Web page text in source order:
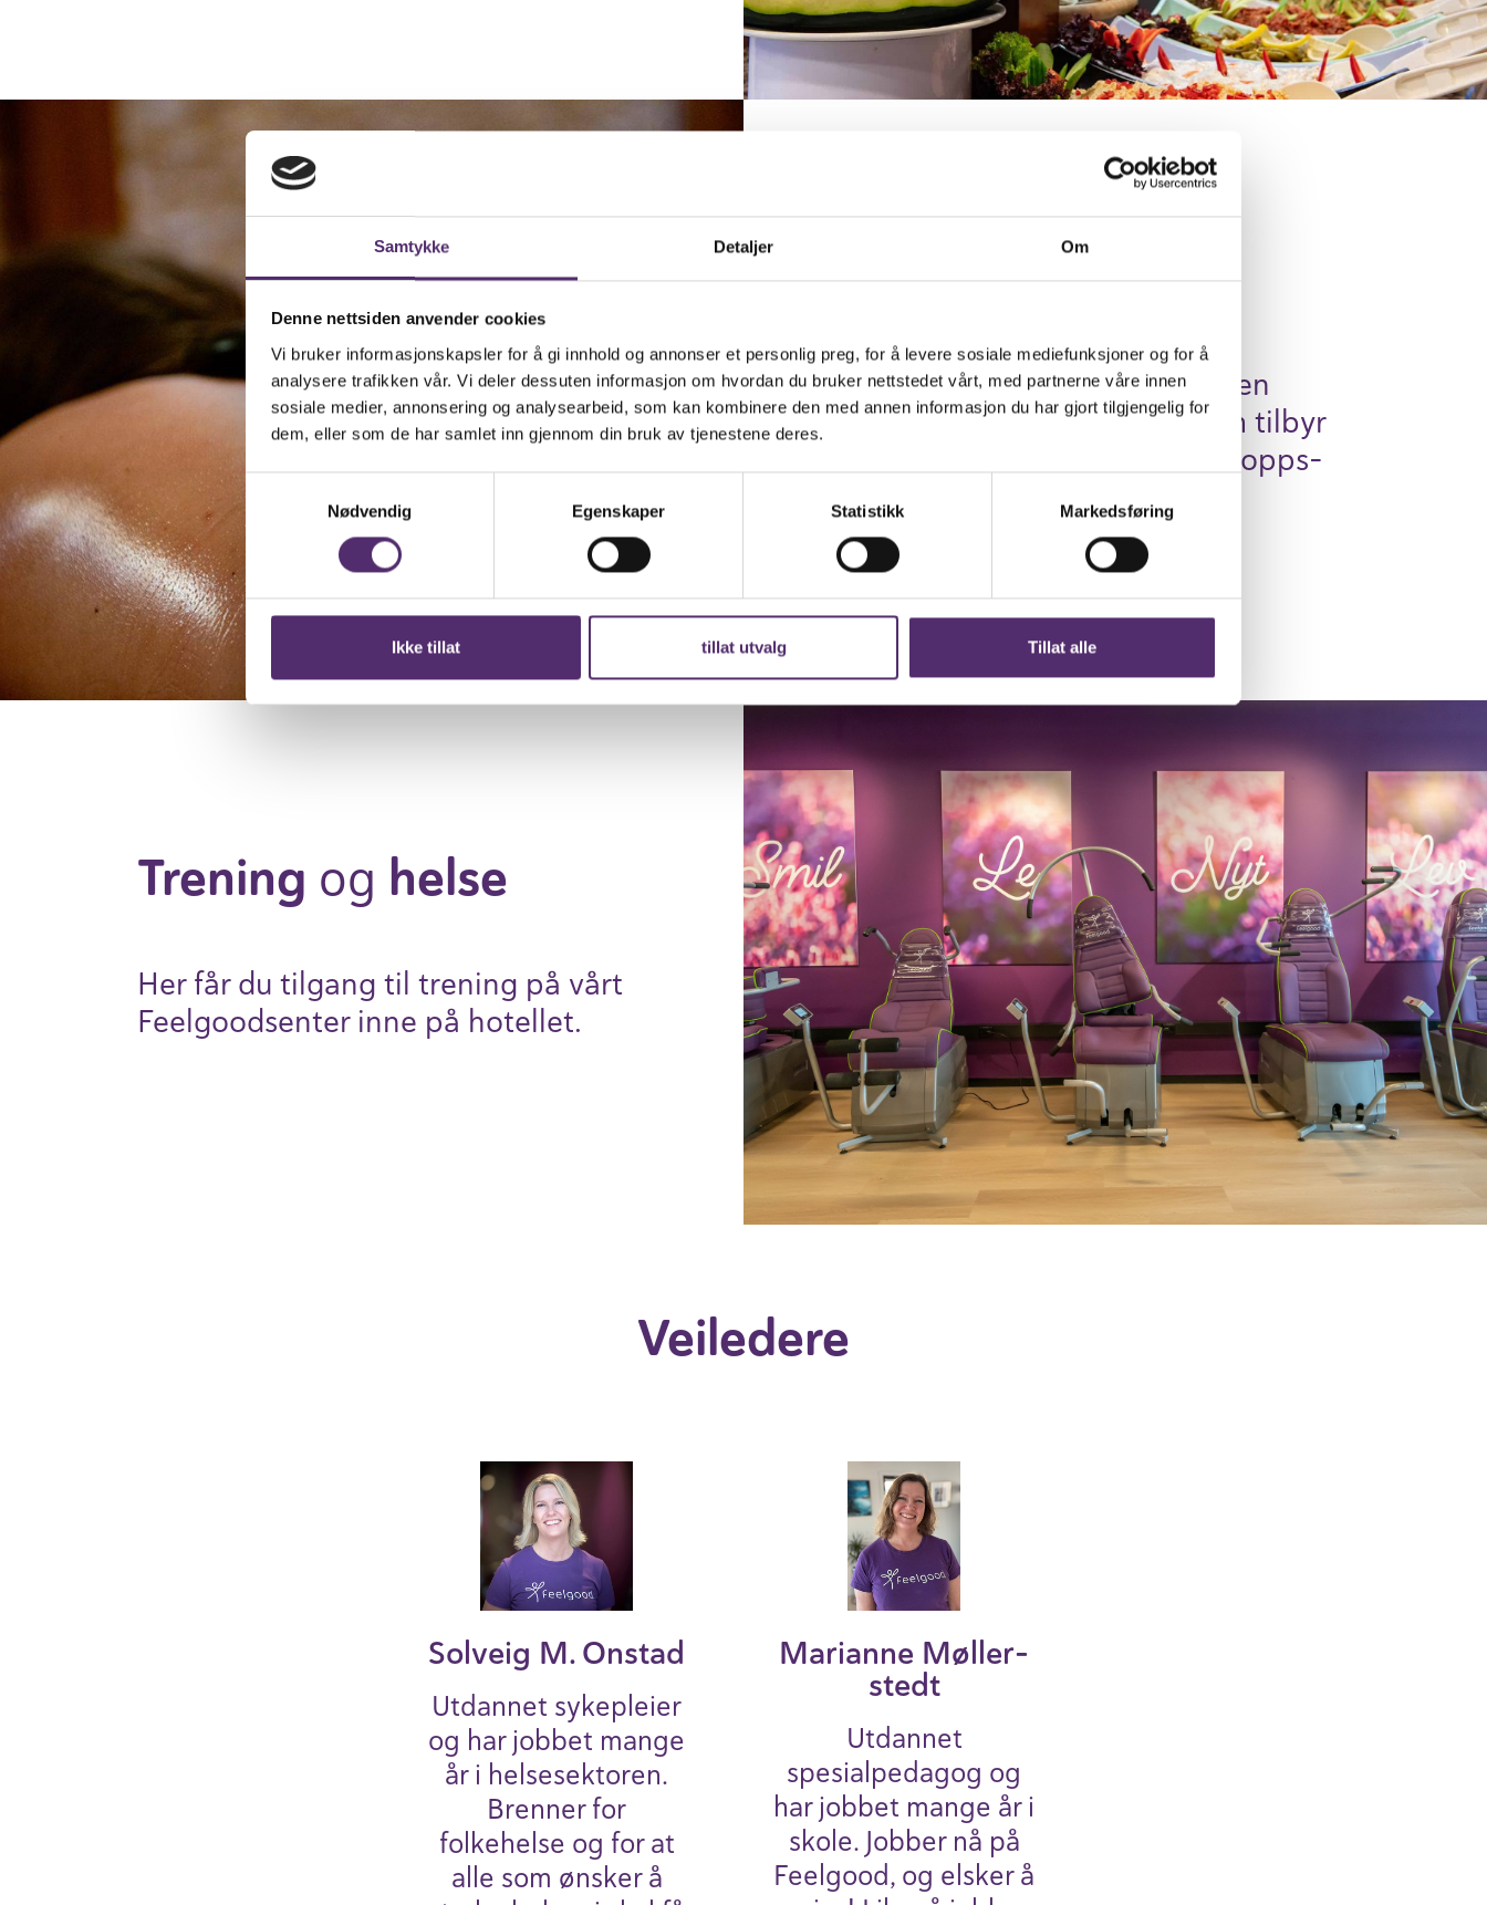
Samtykke Detaljer Om
Denne nettsiden anvender cookies
Vi bruker informasjonskapsler for å gi innhold og annonser et personlig preg, for å levere sosiale mediefunksjoner og for å
analysere trafikken vår. Vi deler dessuten informasjon om hvordan du bruker nettstedet vårt, med partnerne våre innen
sosiale medier, annonsering og analysearbeid, som kan kombinere den med annen informasjon du har gjort tilgjengelig for
dem, eller som de har samlet inn gjennom din bruk av tjenestene deres.
Nødvendig
Egenskaper Statistikk Markedsføring
Ikke tillat tillat utvalg Tillat alle
Ektevelvære
Du kan skjemme deg bort i den
delikate spa-avde­lingen, som tilbyr
et bredt utvalg av hud- og kropps­
be­hand­linger.
Trening og helse
Her får du tilgang til trening på vårt
Feel­good­se­nter inne på hotellet.
Veile­dere
Solveig M. Onstad
Utdannet sykepleier
og har jobbet mange
år i helsesektoren.
Brenner for
folkehelse og for at
alle som ønsker å
Marianne Møller­
stedt
Utdannet
spesialpedagog og
har jobbet mange år i
skole. Jobber nå på
Feelgood, og elsker å